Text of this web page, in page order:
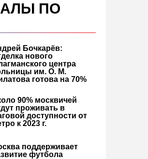
ПО
Бочкарёв:
нового
центра
им. О. М.
готова на 70%
90% москвичей
проживать в
доступности от
к 2023 г.
поддерживает
футбола